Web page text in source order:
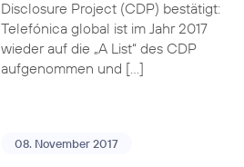
Disclosure Project (CDP) bestätigt:
Telefónica global ist im Jahr 2017
wieder auf die „A List“ des CDP
aufgenommen und […]
08. November 2017